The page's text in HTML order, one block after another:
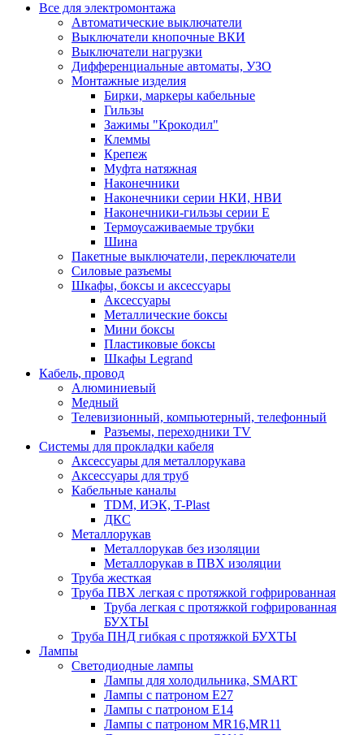
Все для электромонтажа
Автоматические выключатели
Выключатели кнопочные ВКИ
Выключатели нагрузки
Дифференциальные автоматы, УЗО
Монтажные изделия
Бирки, маркеры кабельные
Гильзы
Зажимы "Крокодил"
Клеммы
Крепеж
Муфта натяжная
Наконечники
Наконечники серии НКИ, НВИ
Наконечники-гильзы серии Е
Термоусаживаемые трубки
Шина
Пакетные выключатели, переключатели
Силовые разъемы
Шкафы, боксы и аксессуары
Аксессуары
Металлические боксы
Мини боксы
Пластиковые боксы
Шкафы Legrand
Кабель, провод
Алюминиевый
Медный
Телевизионный, компьютерный, телефонный
Разъемы, переходники TV
Системы для прокладки кабеля
Аксессуары для металлорукава
Аксессуары для труб
Кабельные каналы
TDM, ИЭК, T-Plast
ДКС
Металлорукав
Металлорукав без изоляции
Металлорукав в ПВХ изоляции
Труба жесткая
Труба ПВХ легкая с протяжкой гофрированная
Труба легкая с протяжкой гофрированная
БУХТЫ
Труба ПНД гибкая с протяжкой БУХТЫ
Лампы
Светодиодные лампы
Лампы для холодильника, SMART
Лампы с патроном E27
Лампы с патроном Е14
Лампы с патроном MR16,MR11